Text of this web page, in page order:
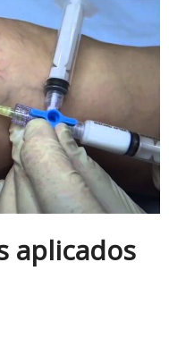
aplicados